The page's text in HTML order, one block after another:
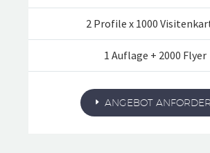
2 Profile x 1000
1 Auflage + 2000 Flyer
ANGEBOT